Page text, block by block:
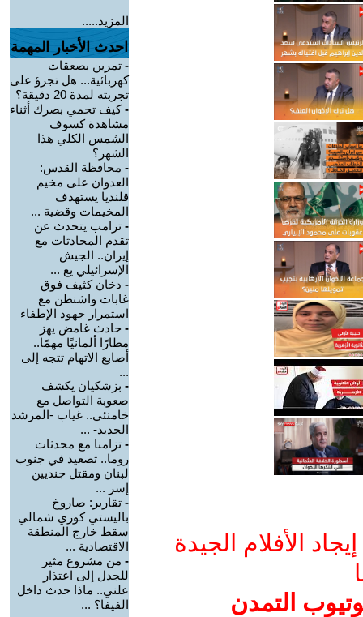
الأفلام الجيدة
التمدن
المزيد.....
احدث الأخبار المهمة
- تمرين بصعقات
كهربائية... هل تجرؤ على
تجربته لمدة 20 دقيقة؟
-كيف تحمي بصرك أثناء
مشاهدة كسوف
الشمس الكلي هذا
الشهر؟
- محافظة القدس:
العدوان على مخيم
قلنديا يستهدف
المخيمات وقضية ...
- ترامب يتحدث عن
تقدم المحادثات مع
إيران.. الجيش
الإسرائيلي يع ...
- دخان كثيف فوق
غابات واشنطن مع
استمرار جهود الإطفاء
- حادث غامض يهز
مطارًا ألمانيًا مهمًا..
أصابع الاتهام تتجه إلى
...
- بزشكيان يكشف
صعوبة التواصل مع
خامنئي.. غياب -المرشد
الجديد- ...
- تزامنا مع محدثات
روما.. تصعيد في جنوب
لبنان ومقتل جنديين
إسر ...
- تقارير: صاروخ
باليستي كوري شمالي
سقط خارج المنطقة
الاقتصادية ...
- من مشروع مثير
للجدل إلى اعتذار
علني.. ماذا حدث داخل
الفيفا؟ ...